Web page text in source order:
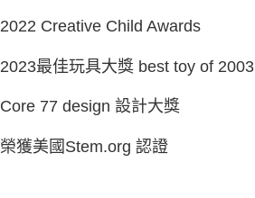
2022 Creative Child Awards
2023最佳玩具大獎 best toy of 2003
Core 77 design 設計大獎
榮獲美國Stem.org 認證